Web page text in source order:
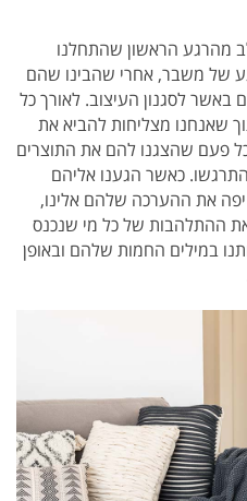
מהרגע הראשון שהתחלנו
של משבר, אחרי שהבינו שהם
באשר לסגנון העיצוב. לאורך כל
שאנחנו מצליחות להביא את
פעם שהצגנו להם את התוצרים
כאשר הגענו אליהם
את ההערכה שלהם אלינו,
ההתלהבות של כל מי שנכנס
במילים החמות שלהם ובאופן